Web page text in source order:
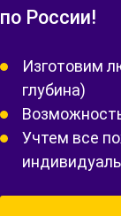
по России!
Изготовим
глубина)
Учтем все